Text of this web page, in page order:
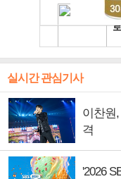
실시간 관심기사
이찬원
격
'2026